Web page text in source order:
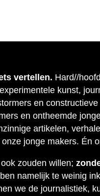
vertellen. Hard//
kunst,
en
en ontheemde
artikelen,
jonge makers. Én
zouden willen;
namelijk te weinig
we de journalistiek,